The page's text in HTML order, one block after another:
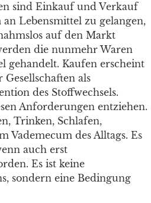
sind Einkauf und Verkauf
Lebensmittel zu gelangen,
auf den Markt
die nunmehr Waren
gehandelt. Kaufen erscheint
als
des Stoffwechsels.
Anforderungen entziehen.
Trinken, Schlafen,
Vademecum des Alltags. Es
auch erst
Es ist keine
sondern eine Bedingung